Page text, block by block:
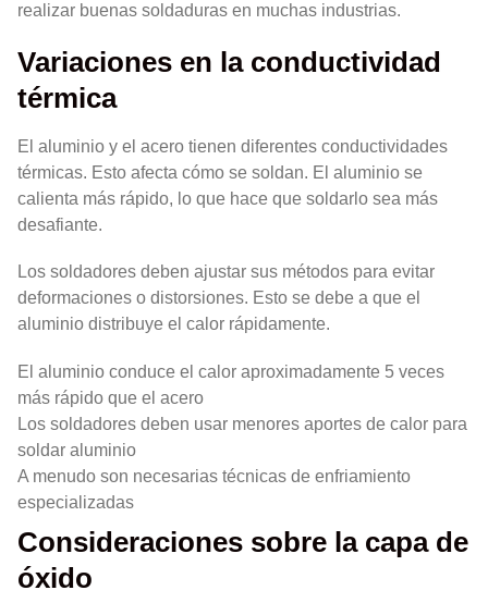
realizar buenas soldaduras en muchas industrias.
Variaciones en la conductividad
térmica
El aluminio y el acero tienen diferentes conductividades
térmicas. Esto afecta cómo se soldan. El aluminio se
calienta más rápido, lo que hace que soldarlo sea más
desafiante.
Los soldadores deben ajustar sus métodos para evitar
deformaciones o distorsiones. Esto se debe a que el
aluminio distribuye el calor rápidamente.
El aluminio conduce el calor aproximadamente 5 veces
más rápido que el acero
Los soldadores deben usar menores aportes de calor para
soldar aluminio
A menudo son necesarias técnicas de enfriamiento
especializadas
Consideraciones sobre la capa de
óxido